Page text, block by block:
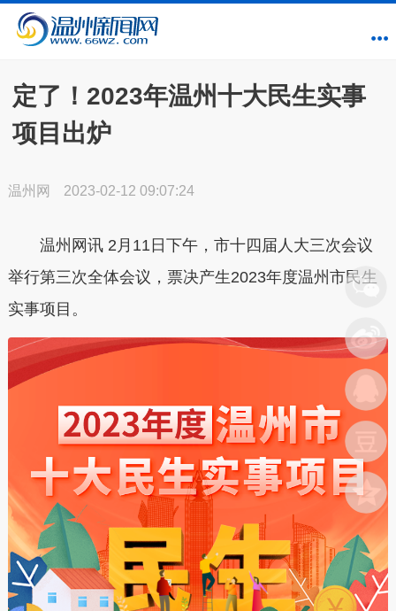
定了！2023年温州十大民生实事
项目出炉
温州网 2023-02-12 09:07:24
温州网讯 2月11日下午，市十四届人大三次会议
举行第三次全体会议，票决产生2023年度温州市民生
实事项目。